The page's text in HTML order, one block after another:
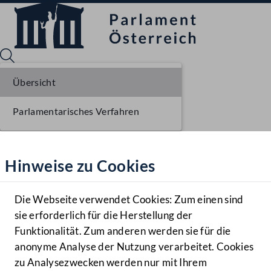
Hilfe
Benutzer
Navigationsmenü öffnen
MENÜ
Hinweise zu Cookies
Die Webseite verwendet Cookies: Zum einen sind
sie erforderlich für die Herstellung der
Funktionalität. Zum anderen werden sie für die
anonyme Analyse der Nutzung verarbeitet. Cookies
zu Analysezwecken werden nur mit Ihrem
Übersicht
Parlamentarisches Verfahren